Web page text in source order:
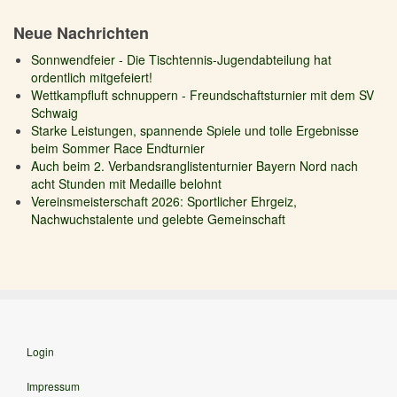
Neue Nachrichten
Sonnwendfeier - Die Tischtennis-Jugendabteilung hat
ordentlich mitgefeiert!
Wettkampfluft schnuppern - Freundschaftsturnier mit dem SV
Schwaig
Starke Leistungen, spannende Spiele und tolle Ergebnisse
beim Sommer Race Endturnier
Auch beim 2. Verbandsranglistenturnier Bayern Nord nach
acht Stunden mit Medaille belohnt
Vereinsmeisterschaft 2026: Sportlicher Ehrgeiz,
Nachwuchstalente und gelebte Gemeinschaft
Login
Impressum